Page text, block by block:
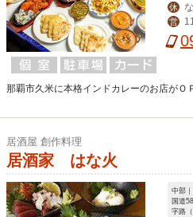
休
営
那覇市久米に本格インドカレーのお店がＯ
居酒屋 創作料理
居酒家 はな火
中部
国道
字路